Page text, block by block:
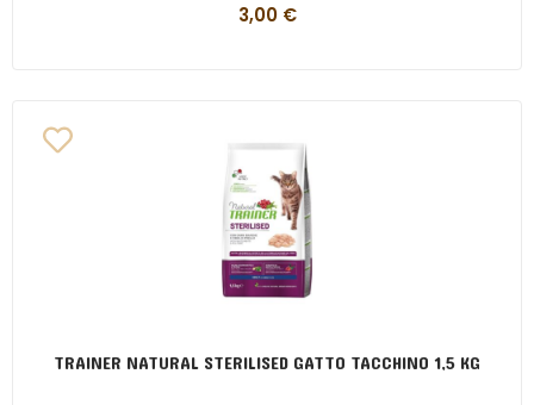
3,00 €
TRAINER NATURAL STERILISED GATTO TACCHINO 1,5 KG